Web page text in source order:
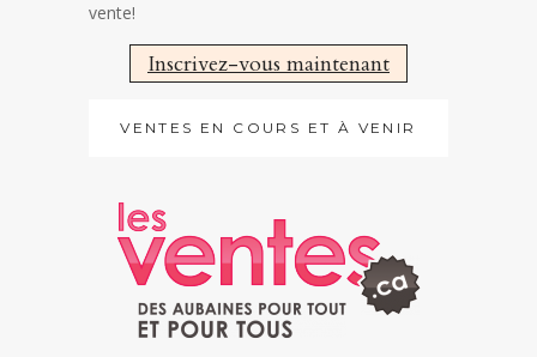
vente!
Inscrivez-vous maintenant
VENTES EN COURS ET À VENIR